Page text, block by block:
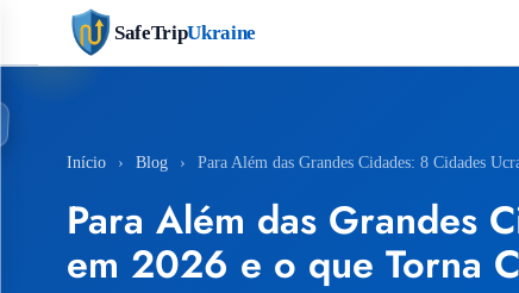
SafeTripUkraine
Início › Blog › Para Além das Grandes Cidades: 8 Cidades
Para Além das Grandes
em 2026 e o que Torna